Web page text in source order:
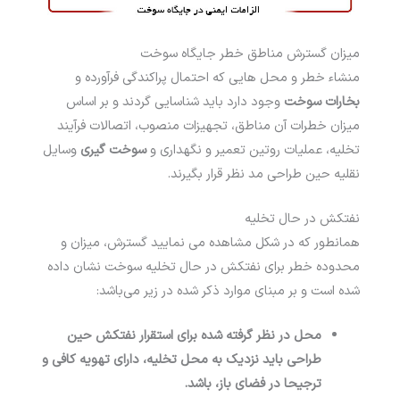
میزان گسترش مناطق خطر جایگاه سوخت
منشاء خطر و محل‌ ­هایی که احتمال پراکندگی فرآورده و
بخارات سوختوجود دارد باید شناسایی گردند و بر اساس
میزان خطرات آن مناطق، تجهیزات منصوب، اتصالات فرآیند
تخلیه، عملیات روتین تعمیر و نگهداری وسوخت گیریوسایل
نقلیه حین طراحی مد نظر قرار بگیرند.
نفتکش در حال تخلیه
همانطور که در شکل مشاهده می نمایید گسترش، میزان و
محدوده خطر برای نفتکش در حال تخلیه سوخت نشان داده
شده است و بر مبنای موارد ذکر شده در زیر می­‌باشد:
محل در نظر گرفته شده برای استقرار نفتکش حین
طراحی باید نزدیک به محل تخلیه، دارای تهویه کافی و
ترجیحا در فضای باز، باشد.